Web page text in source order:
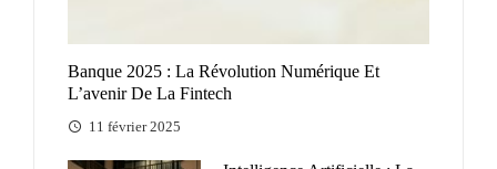
Banque 2025 : La Révolution Numérique Et
L’avenir De La Fintech
11 février 2025